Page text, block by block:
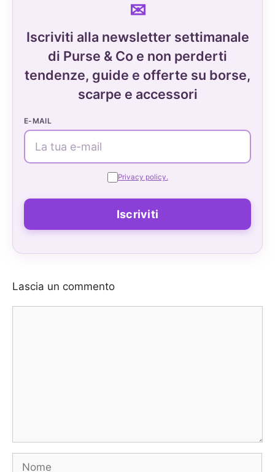
Iscriviti alla newsletter settimanale
di Purse & Co e non perderti
tendenze, guide e offerte su borse,
scarpe e accessori
E-MAIL
Privacy policy.
Lascia un commento
Nome